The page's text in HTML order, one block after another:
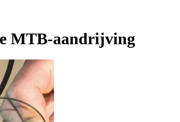
MTB-aandrijving